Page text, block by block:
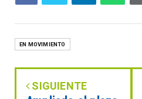
EN MOVIMIENTO
SIGUIENTE